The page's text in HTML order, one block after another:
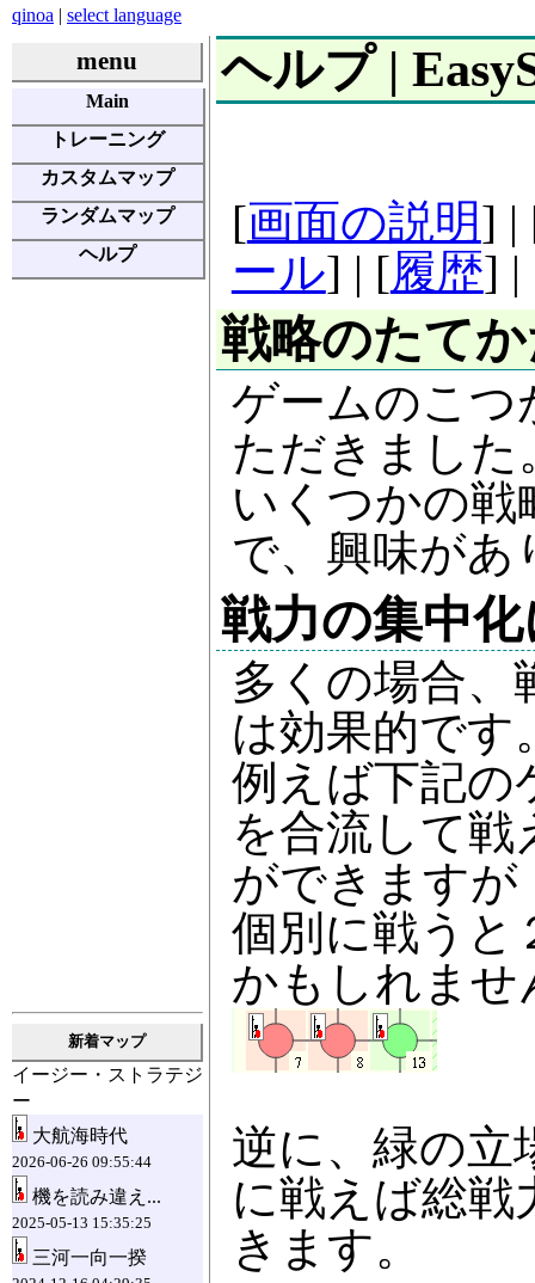
qinoa | select language
menu
Main
トレーニング
カスタムマップ
ランダムマップ
ヘルプ
新着マップ
イージー・ストラテジ
ー
大航海時代
2026-06-26 09:55:44
機を読み違え...
2025-05-13 15:35:25
三河一向一揆
ヘルプ |
[画面の説明] |
ール] | [履歴] |
戦略のたて
ゲームのこつ
ただきました
いくつかの
で、興味があ
戦力の集中
多くの場合、
は効果的です
例えば下記の
を合流して
ができますが
個別に戦うと
かもしれませ
逆に、緑の立
に戦えば総戦
きます。